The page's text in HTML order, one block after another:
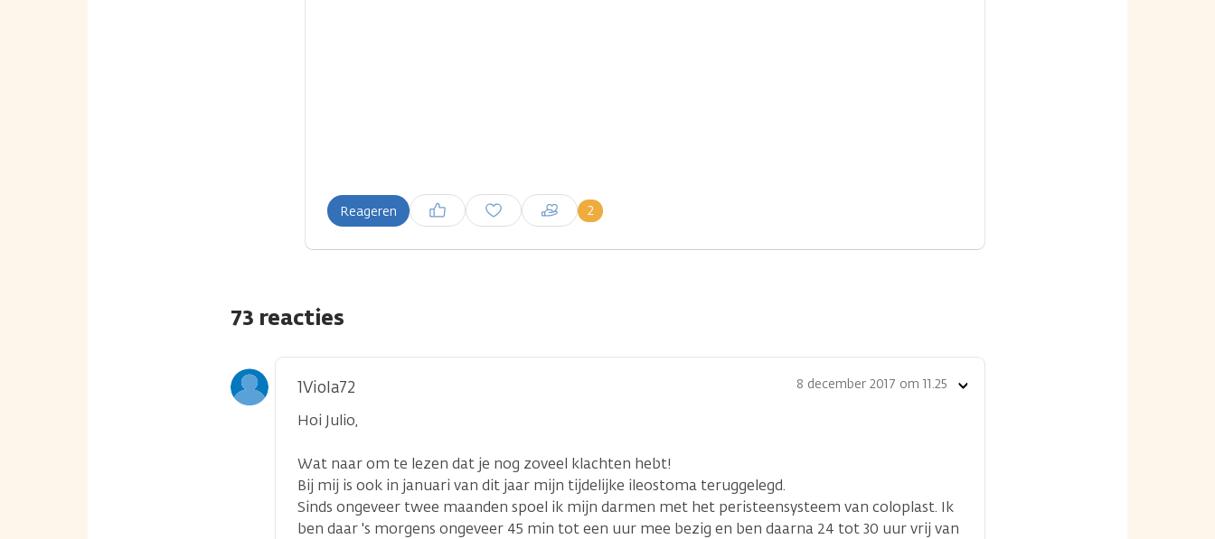
Reageren 2
Inloggen om een reactie te
plaatsen
73 reacties
1Viola72 8 december 2017 om 11.25
Hoi Julio,
Wat naar om te lezen dat je nog zoveel klachten hebt!
Bij mij is ook in januari van dit jaar mijn tijdelijke ileostoma teruggelegd.
Sinds ongeveer twee maanden spoel ik mijn darmen met het peristeensysteem van coloplast. Ik
ben daar 's morgens ongeveer 45 min tot een uur mee bezig en ben daarna 24 tot 30 uur vrij van
Toon